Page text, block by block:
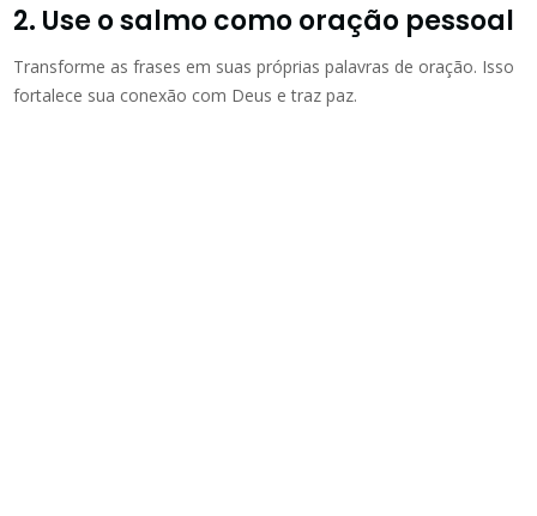
2. Use o salmo como oração pessoal
Transforme as frases em suas próprias palavras de oração. Isso
fortalece sua conexão com Deus e traz paz.